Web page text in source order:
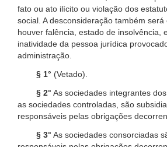
fato ou ato ilícito ou violação dos
social. A desconsideração também
houver falência, estado de insolvência,
inatividade da pessoa jurídica
administração.
§ 1° (Vetado).
§ 2° As sociedades integrantes
as sociedades controladas, são
responsáveis pelas obrigações
§ 3° As sociedades consorciadas